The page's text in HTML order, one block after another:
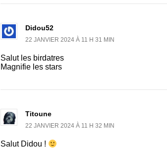
Didou52
22 JANVIER 2024 À 11 H 31 MIN
Salut les birdatres
Magnifie les stars
Titoune
22 JANVIER 2024 À 11 H 32 MIN
Salut Didou !